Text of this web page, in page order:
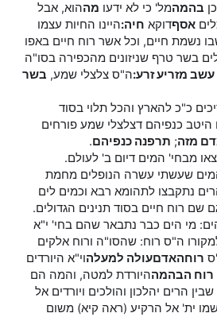
בהמהמל' כי לא ידעו מההוא, אבל
אסףדוקא חיה:היינו החיות עצמו
נשמת חיים, וכל אשר רוח חיים באפו
בשר טרף שניזונים מהכפירה בסו"ה
עשב מזריע זרע:ה"ס צלצלי שמע, בשר
כ"כ להארץ והכל תלוי בסוד
כנפיהם דצלצלי שמע פורחים
מזה; תרפנה כנפיהם.
מבחי' המים דיום ב' לעולם.
שעשתי עשרה הנופלים מחמת
נתקבצו לתהומא רבא וכמים לים
רוח חיים בסוד תנינים הגדולים.
מי הים כבר נתבאר שהם בחי' י"א
ה"ס רוח: שהסו"ה ורוח אלקים
רוחהאדםעולה למעלהוי"א היורדים
רוח הבהמההיורדת למטה, והמה הם
הרים יהלכון והולכים ויורדים אל
ית' אל הרקיע (ראה קיא) משום